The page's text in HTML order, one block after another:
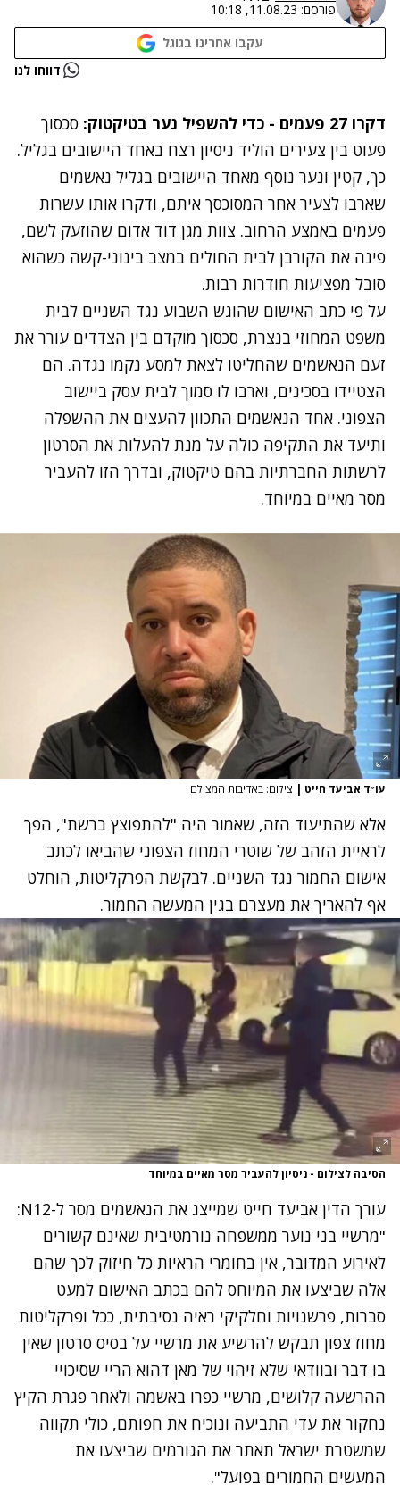
פורסם: 11.08.23, 10:18
עקבו אחרינו בגוגל
נתקלנו בבעיה דווחו לנו
דקרו 27 פעמים - כדי להשפיל נער בטיקטוק:
סכסוך
פעוט בין צעירים הוליד ניסיון רצח באחד היישובים בגליל.
כך, קטין ונער נוסף מאחד היישובים בגליל נאשמים
שארבו לצעיר אחר המסוכסך איתם, ודקרו אותו עשרות
פעמים באמצע הרחוב. צוות מגן דוד אדום שהוזעק לשם,
פינה את הקורבן לבית החולים במצב בינוני-קשה כשהוא
סובל מפציעות חודרות רבות.
על פי כתב האישום שהוגש השבוע נגד השניים לבית
משפט המחוזי בנצרת, סכסוך מוקדם בין הצדדים עורר את
זעם הנאשמים שהחליטו לצאת למסע נקמו נגדה. הם
הצטיידו בסכינים, וארבו לו סמוך לבית עסק ביישוב
הצפוני. אחד הנאשמים התכוון להעצים את ההשפלה
ותיעד את התקיפה כולה על מנת להעלות את הסרטון
לרשתות החברתיות בהם טיקטוק, ובדרך הזו להעביר
מסר מאיים במיוחד.
עו״ד אביעד חייט | צילום: באדיבות המצולם
אלא שהתיעוד הזה, שאמור היה "להתפוצץ ברשת", הפך
לראיית הזהב של שוטרי המחוז הצפוני שהביאו לכתב
אישום החמור נגד השניים. לבקשת הפרקליטות, הוחלט
אף להאריך את מעצרם בגין המעשה החמור.
הסיבה לצילום - ניסיון להעביר מסר מאיים במיוחד
עורך הדין אביעד חייט שמייצג את הנאשמים מסר ל-N12:
"מרשיי בני נוער ממשפחה נורמטיבית שאינם קשורים
לאירוע המדובר, אין בחומרי הראיות כל חיזוק לכך שהם
אלה שביצעו את המיוחס להם בכתב האישום למעט
סברות, פרשנויות וחלקיקי ראיה נסיבתית, ככל ופרקליטות
מחוז צפון תבקש להרשיע את מרשיי על בסיס סרטון שאין
בו דבר ובוודאי שלא זיהוי של מאן דהוא הריי שסיכויי
ההרשעה קלושים, מרשיי כפרו באשמה ולאחר פגרת הקיץ
נחקור את עדי התביעה ונוכיח את חפותם, כולי תקווה
שמשטרת ישראל תאתר את הגורמים שביצעו את
המעשים החמורים בפועל".